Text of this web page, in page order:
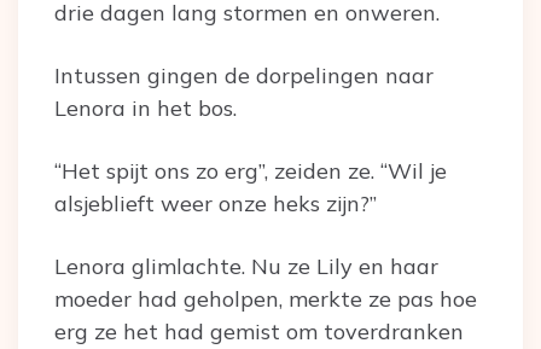
drie dagen lang stormen en onweren.
Intussen gingen de dorpelingen naar
Lenora in het bos.
“Het spijt ons zo erg”, zeiden ze. “Wil je
alsjeblieft weer onze heks zijn?”
Lenora glimlachte. Nu ze Lily en haar
moeder had geholpen, merkte ze pas hoe
erg ze het had gemist om toverdranken